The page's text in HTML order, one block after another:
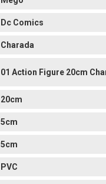
Dc Comics
Charada
01 Action Figure 20cm
20cm
5cm
5cm
PVC